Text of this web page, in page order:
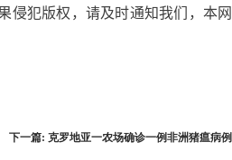
侵犯版权，请及时通知我们，本网
下一篇: 克罗地亚一农场确诊一例非洲猪瘟病例